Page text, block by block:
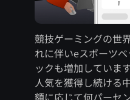
競技ゲーミングの世
れに伴いeスポーツ
ックも増加していま
人気を獲得し続ける